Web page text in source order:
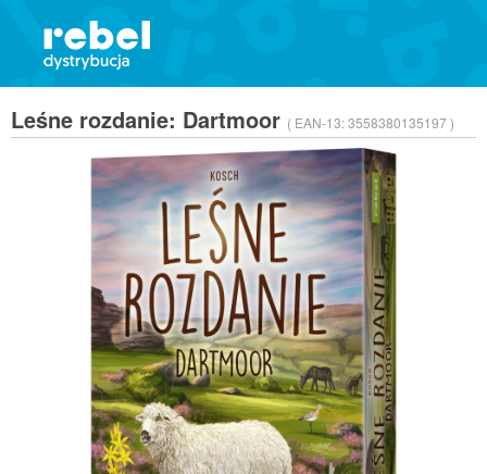
Leśne rozdanie: Dartmoor ( EAN-13:3558380135197 )